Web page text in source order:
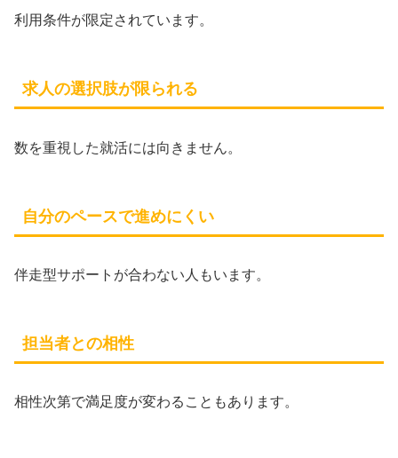
利用条件が限定されています。
求人の選択肢が限られる
数を重視した就活には向きません。
自分のペースで進めにくい
伴走型サポートが合わない人もいます。
担当者との相性
相性次第で満足度が変わることもあります。